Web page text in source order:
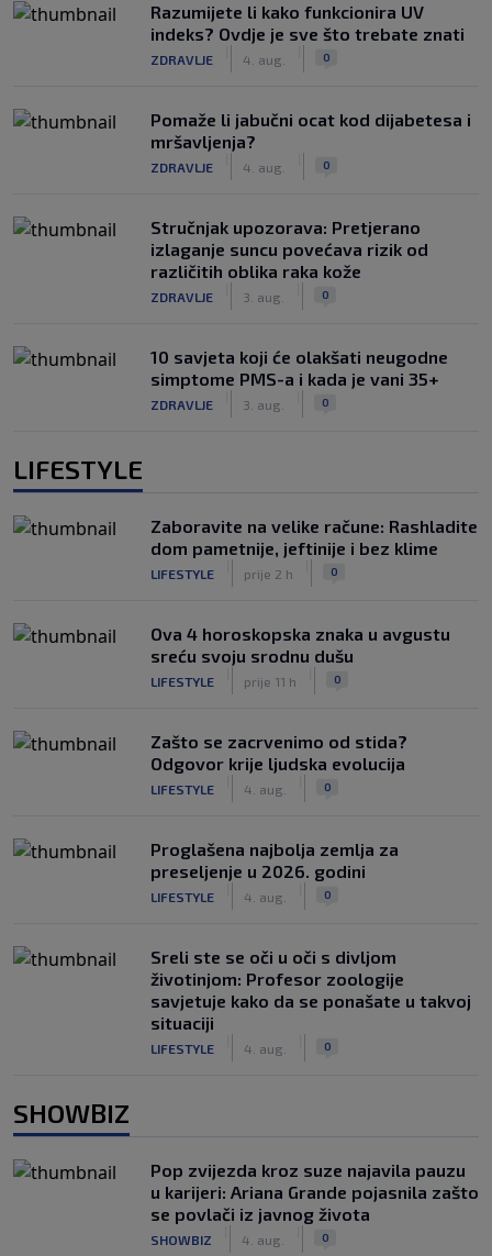
Razumijete li kako funkcionira UV
indeks? Ovdje je sve što trebate znati
ZDRAVLJE 4. aug. 0
Pomaže li jabučni ocat kod dijabetesa i
mršavljenja?
ZDRAVLJE 4. aug. 0
Stručnjak upozorava: Pretjerano
izlaganje suncu povećava rizik od
različitih oblika raka kože
ZDRAVLJE 3. aug. 0
10 savjeta koji će olakšati neugodne
simptome PMS-a i kada je vani 35+
ZDRAVLJE 3. aug. 0
LIFESTYLE
Zaboravite na velike račune: Rashladite
dom pametnije, jeftinije i bez klime
LIFESTYLE prije 2 h 0
Ova 4 horoskopska znaka u avgustu
sreću svoju srodnu dušu
LIFESTYLE prije 11 h 0
Zašto se zacrvenimo od stida?
Odgovor krije ljudska evolucija
LIFESTYLE 4. aug. 0
Proglašena najbolja zemlja za
preseljenje u 2026. godini
LIFESTYLE 4. aug. 0
Sreli ste se oči u oči s divljom
životinjom: Profesor zoologije
savjetuje kako da se ponašate u takvoj
situaciji
LIFESTYLE 4. aug. 0
SHOWBIZ
Pop zvijezda kroz suze najavila pauzu
u karijeri: Ariana Grande pojasnila zašto
se povlači iz javnog života
SHOWBIZ 4. aug. 0